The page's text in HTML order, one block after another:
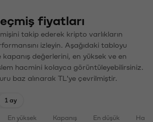
fiyatları
takip ederek kripto varlıkların
izleyin. Aşağıdaki tabloyu
kapanış değerlerini, en yüksek ve en
hacmini kolayca görüntüleyebilirsiniz.
baz alınarak TL'ye çevrilmiştir.
1 ay
En yüksek Kapanış En düşük